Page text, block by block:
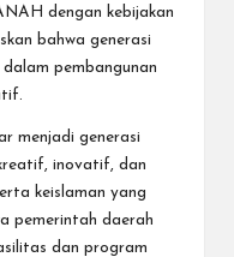
dengan kebijakan
bahwa generasi
pembangunan
menjadi generasi
inovatif, dan
keislaman yang
pemerintah daerah
dan program